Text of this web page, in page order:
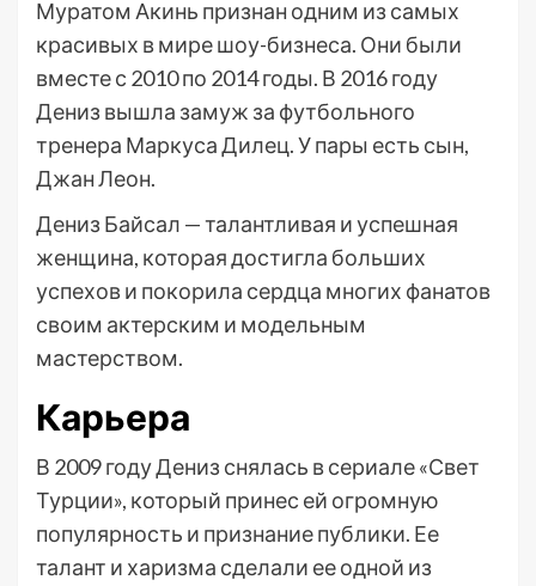
Муратом Акинь признан одним из самых
красивых в мире шоу-бизнеса. Они были
вместе с 2010 по 2014 годы. В 2016 году
Дениз вышла замуж за футбольного
тренера Маркуса Дилец. У пары есть сын,
Джан Леон.
Дениз Байсал — талантливая и успешная
женщина, которая достигла больших
успехов и покорила сердца многих фанатов
своим актерским и модельным
мастерством.
Карьера
В 2009 году Дениз снялась в сериале «Свет
Турции», который принес ей огромную
популярность и признание публики. Ее
талант и харизма сделали ее одной из